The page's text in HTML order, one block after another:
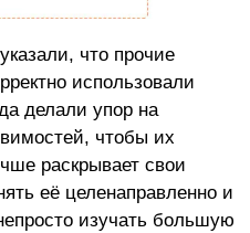
что прочие
использовали
делали упор на
чтобы их
раскрывает свои
её целенаправленно и
изучать большую